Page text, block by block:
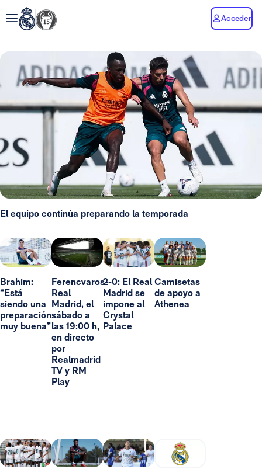
Acceder
El equipo continúa preparando la temporada
Brahim:
“Está
siendo una
preparación
muy buena”
Ferencvaros-
Real
Madrid, el
sábado a
las 19:00 h,
en directo
por
Realmadrid
TV y RM
Play
2-0: El Real
Madrid se
impone al
Crystal
Palace
Camisetas
de apoyo a
Athenea